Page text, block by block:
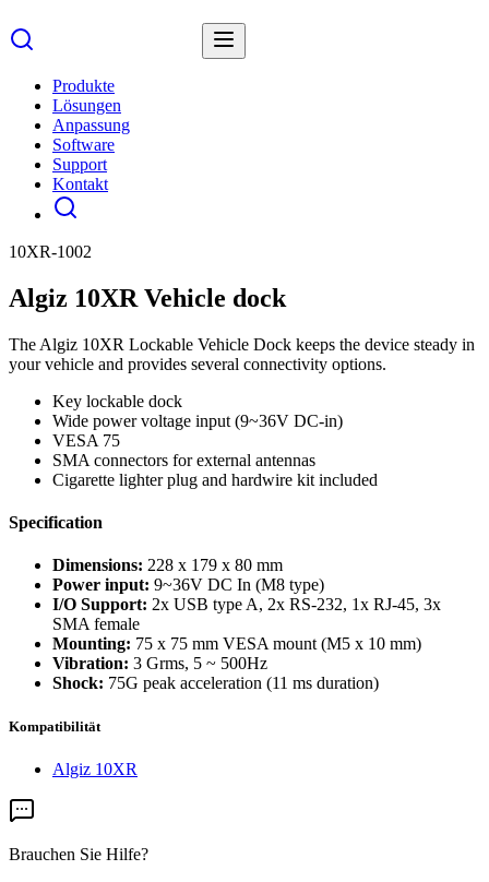
Produkte
Lösungen
Anpassung
Software
Support
Kontakt
10XR-1002
Algiz 10XR Vehicle dock
The Algiz 10XR Lockable Vehicle Dock keeps the device steady in
your vehicle and provides several connectivity options.
Key lockable dock
Wide power voltage input (9~36V DC-in)
VESA 75
SMA connectors for external antennas
Cigarette lighter plug and hardwire kit included
Specification
Dimensions: 228 x 179 x 80 mm
Power input: 9~36V DC In (M8 type)
I/O Support: 2x USB type A, 2x RS-232, 1x RJ-45, 3x
SMA female
Mounting: 75 x 75 mm VESA mount (M5 x 10 mm)
Vibration: 3 Grms, 5 ~ 500Hz
Shock: 75G peak acceleration (11 ms duration)
Kompatibilität
Algiz 10XR
Brauchen Sie Hilfe?